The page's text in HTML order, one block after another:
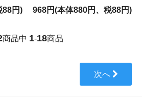
88円)
968円(本体880円、税88円)
商品中 1-18商品
次へ